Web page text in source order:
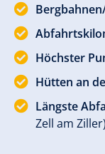
Höchster
Hütten an
Längste
Zell am